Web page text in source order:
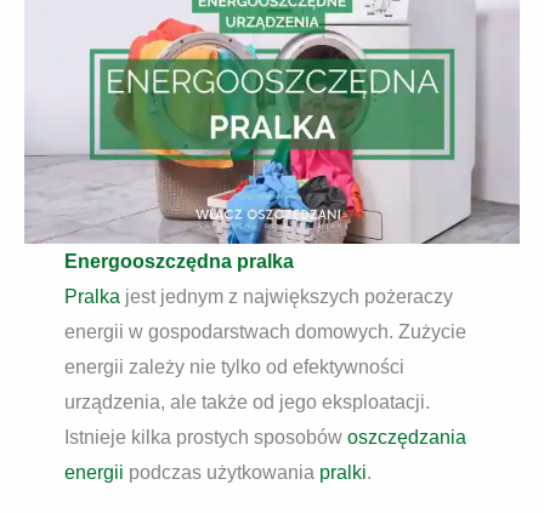
Energooszczędna pralka
Pralka jest jednym z największych pożeraczy
energii w gospodarstwach domowych. Zużycie
energii zależy nie tylko od efektywności
urządzenia, ale także od jego eksploatacji.
Istnieje kilka prostych sposobów oszczędzania
energii podczas użytkowania pralki.